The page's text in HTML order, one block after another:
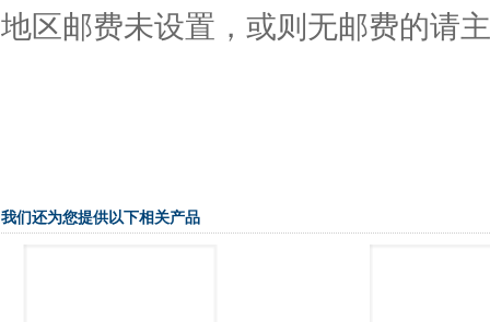
地区邮费未设置，或则无邮费的请
我们还为您提供以下相关产品